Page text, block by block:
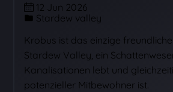
12 Jun 2026
Stardew valley
Krobus ist das einzige
Stardew Valley, ein
Kanalisationen lebt und
potenzieller Mitbewohner ist.